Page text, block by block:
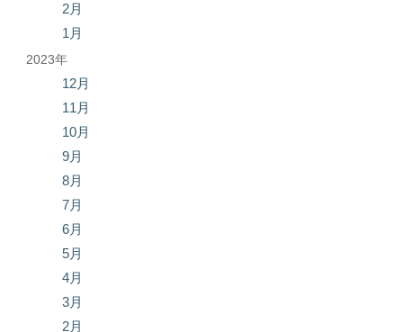
2月
1月
2023年
12月
11月
10月
9月
8月
7月
6月
5月
4月
3月
2月